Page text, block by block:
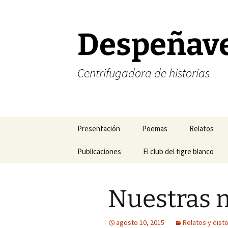
Centrifugadora de historias
Presentación
Corrección de estilo
FELIZ AÑO NUEVO
Poemas
Poesía amorosa
Poesía temática
Sonetos
Relatos
Halogramas
Relatos del
Relatos del
Publicaciones
Mis revistas de cabecera
El club del tigre blanco
Nuestras
agosto 10, 2015 Relatos y